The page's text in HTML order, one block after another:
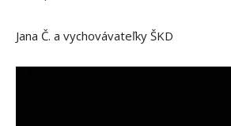
Jana Č. a vychovávateľky ŠKD